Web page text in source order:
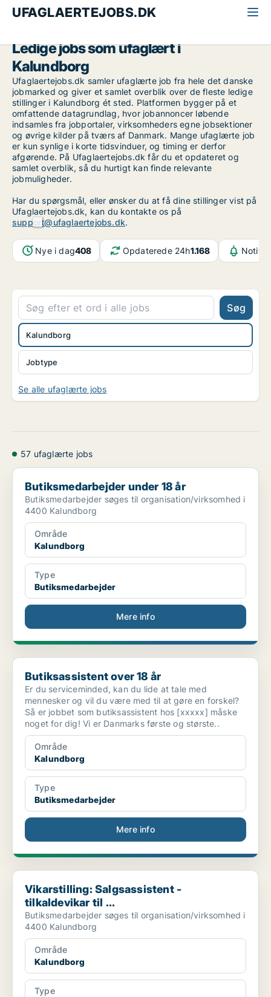
UFAGLAERTEJOBS.DK
Ledige jobs som ufaglært i
Kalundborg
Ufaglaertejobs.dk samler ufaglærte job fra hele det danske
jobmarked og giver et samlet overblik over de fleste ledige
stillinger i Kalundborg ét sted. Platformen bygger på et
omfattende datagrundlag, hvor jobannoncer løbende
indsamles fra jobportaler, virksomheders egne jobsektioner
og øvrige kilder på tværs af Danmark. Mange ufaglærte job
er kun synlige i korte tidsvinduer, og timing er derfor
afgørende. På Ufaglaertejobs.dk får du et opdateret og
samlet overblik, så du hurtigt kan finde relevante
jobmuligheder.
Har du spørgsmål, eller ønsker du at få dine stillinger vist på
Ufaglaertejobs.dk, kan du kontakte os på
support@ufaglaertejobs.dk.
Nye i dag408 Opdaterede 24h1.168
Søg
Jobtype
Kalundborg
Se alle ufaglærte jobs
57 ufaglærte jobs
Butiksmedarbejder under 18 år
Butiksmedarbejder under 18 år
Butiksmedarbejder søges til organisation/virksomhed i
4400 Kalundborg
Område
Kalundborg
Type
Butiksmedarbejder
Mere info
Butiksassistent over 18 år
Butiksassistent over 18 år
Er du serviceminded, kan du lide at tale med
mennesker og vil du være med til at gøre en forskel?
Så er jobbet som butiksassistent hos [xxxxx] måske
noget for dig! Vi er Danmarks første og største..
Område
Kalundborg
Type
Butiksmedarbejder
Mere info
Vikarstilling: Salgsassistent - tilkaldevikar til ...
Vikarstilling: Salgsassistent -
tilkaldevikar til ...
Butiksmedarbejder søges til organisation/virksomhed i
4400 Kalundborg
Område
Kalundborg
Type